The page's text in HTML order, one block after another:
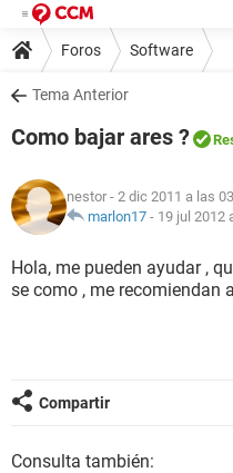
Foros Software
Tema Anterior
Como bajar ares ?
nestor - 2 dic 2011 a las
marlon17 - 19 jul 2012
Hola, me pueden ayudar ,
se como , me recomiendan
Compartir
Consulta también: